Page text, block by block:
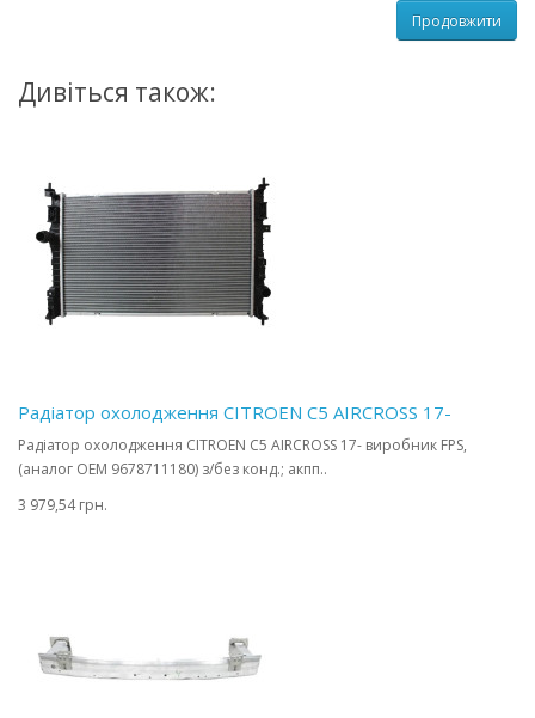
Продовжити
Дивіться також:
Радіатор охолодження CITROEN C5 AIRCROSS 17-
Радіатор охолодження CITROEN C5 AIRCROSS 17- виробник FPS,
(аналог OEM 9678711180) з/без конд.; акпп..
3 979,54 грн.